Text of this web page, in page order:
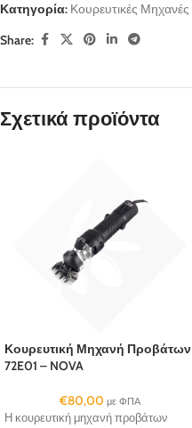
Κατηγορία: Κουρευτικές Μηχανές
Share:
Σχετικά προϊόντα
Κουρευτική Μηχανή Προβάτων
72E01 – NOVA
€80,00 με ΦΠΑ
Η κουρευτική μηχανή προβάτων